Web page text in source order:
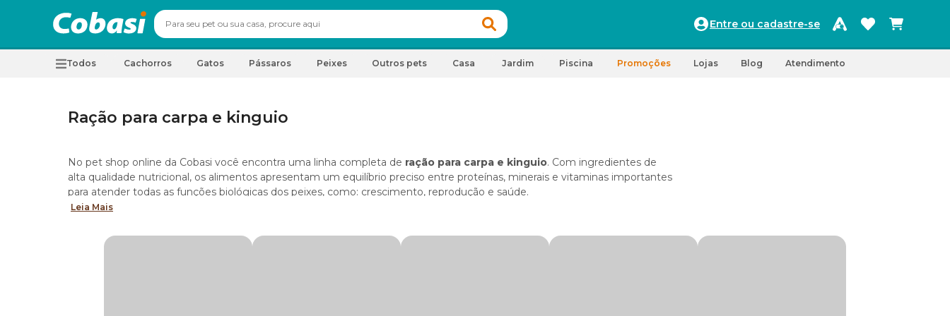
Entre ou cadastre-se
Todos Cachorros Gatos Pássaros Peixes Outros pets Casa Jardim Piscina Promoções Lojas Blog Atendimento
Ração para carpa e kinguio
No pet shop online da Cobasi você encontra uma linha completa de ração para carpa e kinguio. Com ingredientes de
alta qualidade nutricional, os alimentos apresentam um equilíbrio preciso entre proteínas, minerais e vitaminas importantes
para atender todas as funções biológicas dos peixes, como: crescimento, reprodução e saúde.
Leia Mais